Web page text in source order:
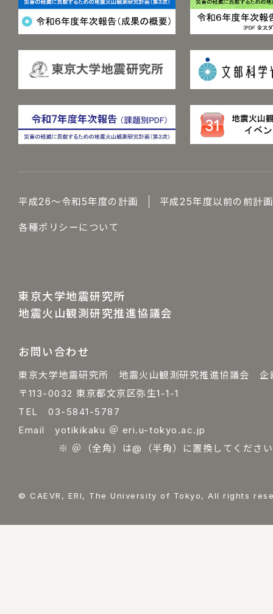
平成26～令和5年度の計画 平成25年度以前の前計画
各種ポリシーについて
東京大学地震研究所
地震火山観測研究推進協議会
お問い合わせ
東京大学地震研究所 地震火山観測研究推進協議会 企
〒113-0032 東京都文京区弥生1-1-1
TEL 03-5841-5787
Email yotikikaku ＠ eri.u-tokyo.ac.jp
※ ＠（全角）は@（半角）に置換してくださ
© CAEVR, ERI, The University of Tokyo, All rights